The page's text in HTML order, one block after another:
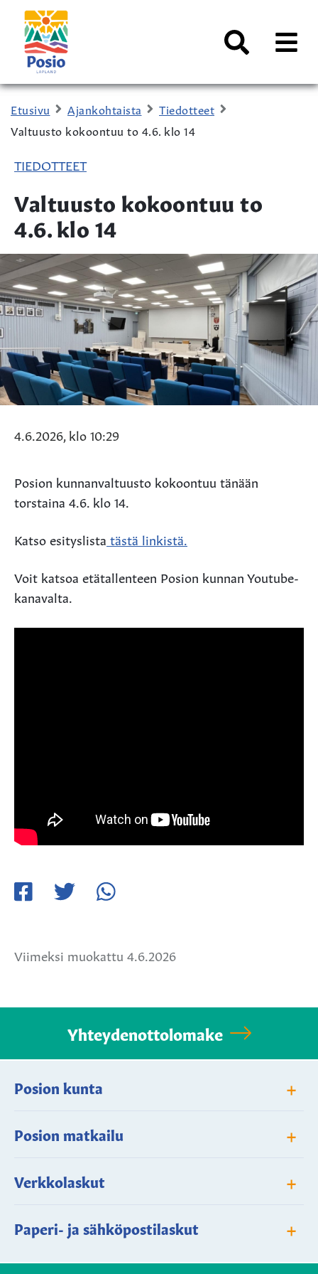
Siirry sisältöön
Kaupungin
logo
AVAA
Etusivu Ajankohtaista
Tiedotteet
Valtuusto kokoontuu to 4.6. klo 14
TIEDOTTEET
Valtuusto kokoontuu to
4.6. klo 14
4.6.2026, klo 10:29
Posion kunnanvaltuusto kokoontuu tänään
torstaina 4.6. klo 14.
Katso esityslista tästä linkistä.
Voit katsoa etätallenteen Posion kunnan Youtube-
kanavalta.
Viimeksi muokattu 4.6.2026
Yhteydenottolomake
Posion kunta +
Posion matkailu +
Verkkolaskut +
Paperi- ja sähköpostilaskut +